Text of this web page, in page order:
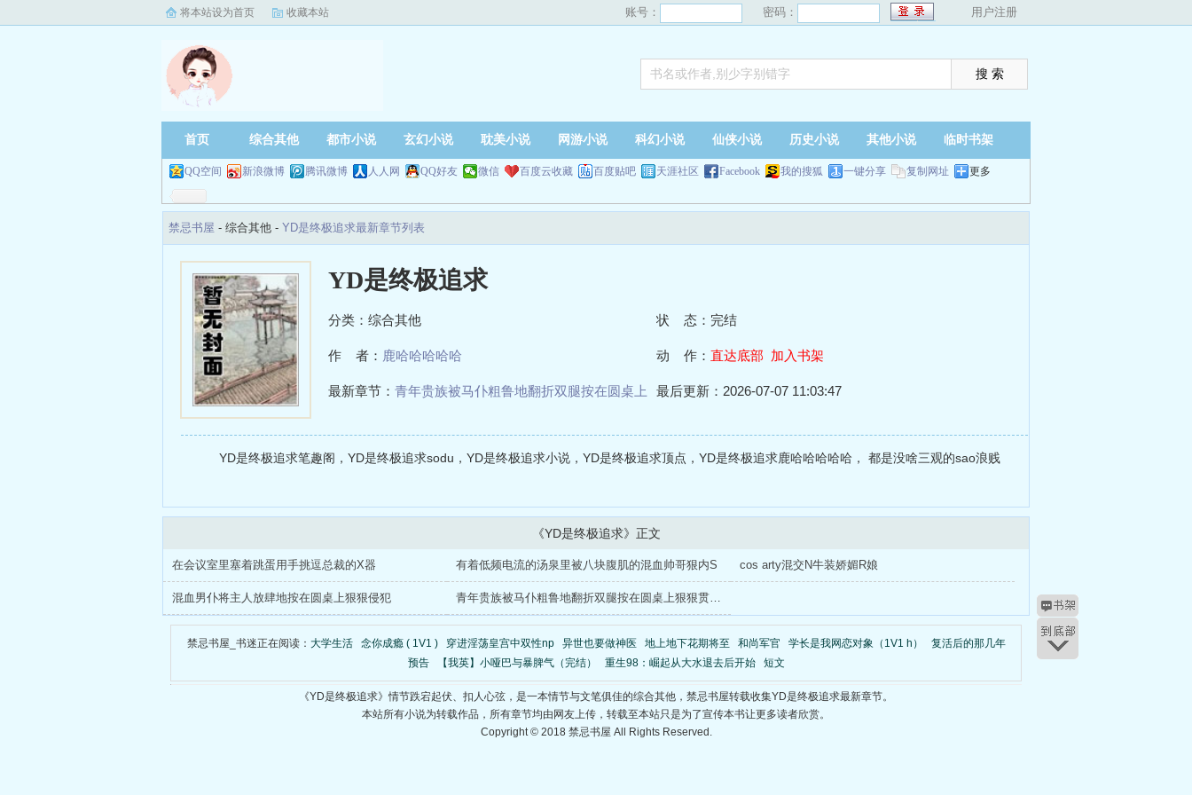
将本站设为首页 收藏本站 账号： 密码： 用户注册
首页 综合其他 都市小说 玄幻小说 耽美小说 网游小说 科幻小说 仙侠小说 历史小说 其他小说 临时书架
QQ空间 新浪微博 腾讯微博 人人网 QQ好友 微信 百度云收藏 百度贴吧 天涯社区 Facebook 我的搜狐 一键分享 复制网址 更多
禁忌书屋 - 综合其他 - YD是终极追求最新章节列表
YD是终极追求
分类：综合其他 状 态：完结
作 者： 鹿哈哈哈哈哈 动 作： 直达底部 加入书架
最新章节： 青年贵族被马仆粗鲁地翻折双腿按在圆桌上
最后更新：2026-07-07 11:03:47
YD是终极追求笔趣阁，YD是终极追求sodu，YD是终极追求小说，YD是终极追求顶点，YD是终极追求鹿哈哈哈哈哈， 都是没啥三观的sao浪贱
《YD是终极追求》正文
在会议室里塞着跳蛋用手挑逗总裁的X器 有着低频电流的汤泉里被八块腹肌的混血帅哥狠内S cos arty混交N牛装娇媚R娘
混血男仆将主人放肆地按在圆桌上狠狠侵犯 青年贵族被马仆粗鲁地翻折双腿按在圆桌上狠狠贯穿不停侵犯
禁忌书屋_书迷正在阅读： 大学生活 念你成瘾 ( 1V1 ) 穿进淫荡皇宫中双性np 异世也要做神医 地上地下花期将至 和尚军官 学长是我网恋对象（1V1 h）
复活后的那几年
预告
【我英】小哑巴与暴脾气（完结） 重生98：崛起从大水退去后开始 短文
《YD是终极追求》情节跌宕起伏、扣人心弦，是一本情节与文笔俱佳的综合其他，禁忌书屋转载收集YD是终极追求最新章节。
本站所有小说为转载作品，所有章节均由网友上传，转载至本站只是为了宣传本书让更多读者欣赏。
Copyright © 2018 禁忌书屋 All Rights Reserved.